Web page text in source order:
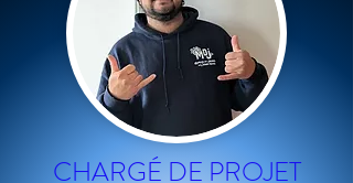
CHARGÉ DE PROJET